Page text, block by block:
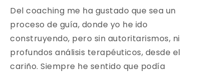
Del coaching me ha gustado que sea un
proceso de guía, donde yo he ido
construyendo, pero sin autoritarismos, ni
profundos análisis terapéuticos, desde el
cariño. Siempre he sentido que podía